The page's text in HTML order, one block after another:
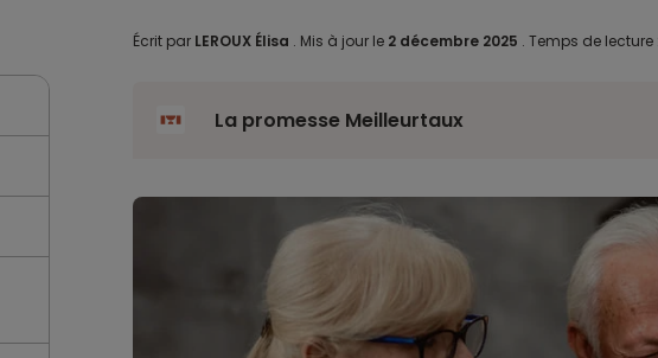
Écrit par LEROUX Élisa . Mis à jour le 2 décembre 2025 . Temps de lecture :
La promesse Meilleurtaux